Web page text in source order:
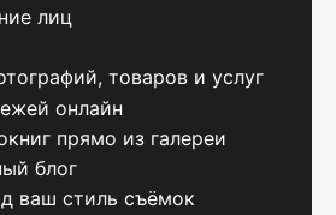
лиц
товаров и услуг
онлайн
прямо из галереи
блог
ваш стиль съёмок